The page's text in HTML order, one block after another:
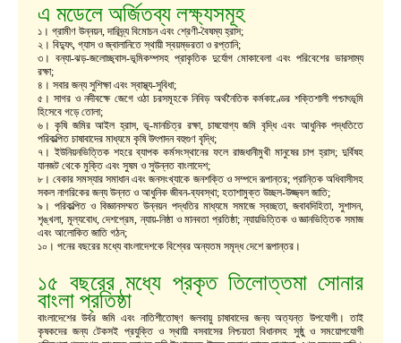
এ মডেলে অর্জিতব্য লক্ষ্যসমূহ
১। গ্রামীণ উন্নয়ন, দারিদ্র্য বিমোচন এবং শ্রেণী-বৈষম্য হ্রাস;
২। বিদ্যুৎ, গ্যাস ও জ্বালানিতে স্থায়ী স্বয়ম্ভরতা ও রপ্তানি;
৩। বন্যা-ঝড়-জলোচ্ছ্বাস-ভূমিকম্পসহ প্রাকৃতিক দুর্যোগ মোকাবেলা এবং পরিবেশের ভারসাম্য
রক্ষা;
৪। সবার জন্য সুশিক্ষা এবং স্বাস্থ্য-সুবিধা;
৫। সাগর ও নদীবক্ষে জেগে ওঠা চরসমূহকে নিবিড় অর্থনৈতিক কর্মকাণ্ডের শক্তিশালী পশ্চাৎভূমি
হিসেবে গড়ে তোলা;
৬। কৃষি জমির আইল হ্রাস, ভূ-মানচিত্র রক্ষা, চাষযোগ্য জমি বৃদ্ধি এবং আধুনিক পদ্ধতিতে
পরিকল্পিত চাষাবাদের মাধ্যমে কৃষি উৎপাদন বহুগুণ বৃদ্ধি;
৭। ইউনিয়নভিত্তিক শহরে ব্যাপক কর্মসংস্থানের ফলে রাজধানীমুখী মানুষের চাপ হ্রাস; দুর্বিষহ
যানজট থেকে মুক্তি এবং সুষম ও সুউন্নত বাংলাদেশ;
৮। বেকার সমস্যার সমাধান এবং জনসংখ্যাকে জনশক্তি ও সম্পদে রূপান্তর; প্রান্তিক অধিবাসীসহ
সকল নাগরিকের জন্য উন্নত ও আধুনিক জীবন-ব্যবস্থা; হতাশামুক্ত উচ্ছল-উজ্জ্বল জাতি;
৯। পরিকল্পিত ও বিজ্ঞানসম্মত উন্নয়ন পদ্ধতির মাধ্যমে সমাজে স্বচ্ছতা, জবাবদিহিতা, সুশাসন,
শৃঙ্খলা, মূল্যবোধ, দেশপ্রেম, ন্যায়-নিষ্ঠা ও মানবতা প্রতিষ্ঠা; ন্যায়ভিত্তিক ও জ্ঞানভিত্তিক সমাজ
এবং আলোকিত জাতি গঠন;
১০। পনের বছরের মধ্যে বাংলাদেশকে বিশ্বের অন্যতম সমৃদ্ধ দেশে রূপান্তর।
১৫ বছরের মধ্যে প্রকৃত তিলোত্তমা সোনার
বাংলা প্রতিষ্ঠা
বাংলাদেশের উর্বর জমি এবং নাতিশীতোষ্ণ জলবায়ু চাষাবাদের জন্য অত্যন্ত উপযোগী। তাই
কৃষকদের জন্য টেকসই প্রযুক্তি ও স্থায়ী বসবাসের নিশ্চয়তা বিধানসহ সুষ্ঠু ও সময়োপযোগী